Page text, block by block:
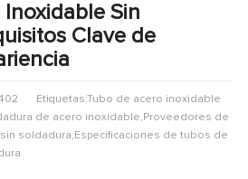
Sin
Clave de
Etiquetas:Tubo de acero inoxidable
de acero inoxidable,Proveedores de
soldadura,Especificaciones de tubos de